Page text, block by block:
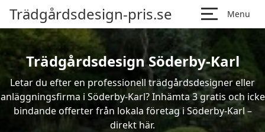
Trädgårdsdesign-pris.se Menu
Trädgårdsdesign Söderby-Karl
Letar du efter en professionell trädgårdsdesigner eller
anläggningsfirma i Söderby-Karl? Inhämta 3 gratis och icke
bindande offerter från lokala företag i Söderby-Karl –
direkt här.